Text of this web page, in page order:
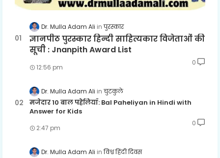
Dr. Mulla Adam Ali पुरस्कार
ज्ञानपीठ पुरस्कार हिन्दी साहित्यकार विजेताओं की
सूची : Jnanpith Award List
12:56 pm
0
Dr. Mulla Adam Ali चुटकुले
मजेदार 10 बाल पहेलियाँ: Bal Paheliyan in Hindi with
Answer for Kids
2:47 pm
0
Dr. Mulla Adam Ali विश्व हिंदी दिवस